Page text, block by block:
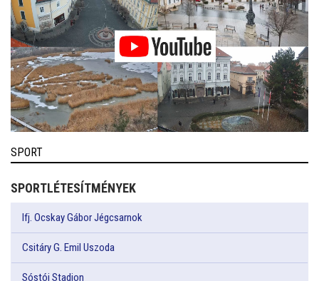
SPORT
SPORTLÉTESÍTMÉNYEK
Ifj. Ocskay Gábor Jégcsarnok
Csitáry G. Emil Uszoda
Sóstói Stadion